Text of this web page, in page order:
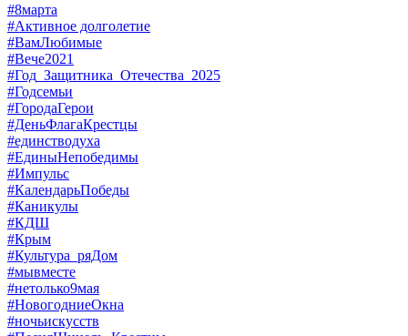
#8марта
#Активное долголетие
#ВамЛюбимые
#Вече2021
#Год_Защитника_Отечества_2025
#Годсемьи
#ГородаГерои
#ДеньФлагаКрестцы
#единстводуха
#ЕдиныНепобедимы
#Импульс
#КалендарьПобеды
#Каникулы
#КДШ
#Крым
#Культура_ряДом
#мывместе
#нетолько9мая
#НовогодниеОкна
#ночьискусств